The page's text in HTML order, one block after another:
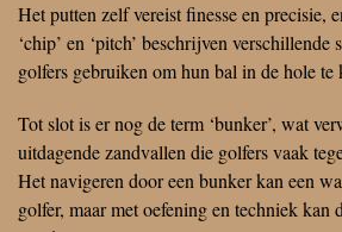
Het putten zelf vereist finesse en precisie,
‘chip’ en ‘pitch’ beschrijven verschillende
golfers gebruiken om hun bal in de hole te
Tot slot is er nog de term ‘bunker’, wat
uitdagende zandvallen die golfers vaak
Het navigeren door een bunker kan een
golfer, maar met oefening en techniek kan